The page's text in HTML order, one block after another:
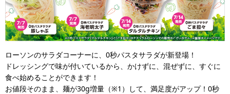
ローソンのサラダコーナーに、0秒パスタサラダが新登場！
ドレッシングで味が付いているから、かけずに、混ぜずに、すぐに
食べ始めることができます！
お値段そのまま、麺が30g増量（※1）して、満足度がアップ！0秒